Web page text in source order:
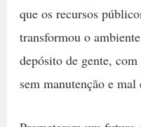
que os recursos
transformou o
depósito de gente,
sem manutenção e mal